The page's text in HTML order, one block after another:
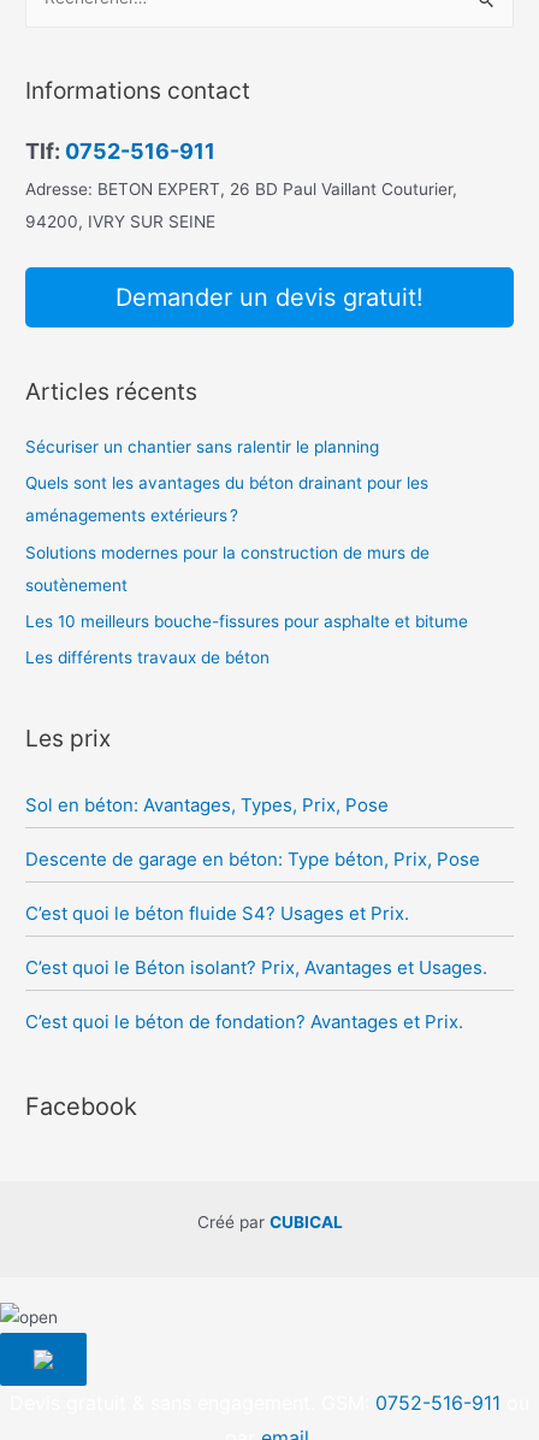
h
r
r
Informations contact
Tlf: 0752-516-911
Adresse: BETON EXPERT, 26 BD Paul Vaillant Couturier,
94200, IVRY SUR SEINE
Demander un devis gratuit!
Articles récents
Sécuriser un chantier sans ralentir le planning
Quels sont les avantages du béton drainant pour les
aménagements extérieurs ?
Solutions modernes pour la construction de murs de
soutènement
Les 10 meilleurs bouche-fissures pour asphalte et bitume
Les différents travaux de béton
Les prix
Sol en béton: Avantages, Types, Prix, Pose
Descente de garage en béton: Type béton, Prix, Pose
C’est quoi le béton fluide S4? Usages et Prix.
C’est quoi le Béton isolant? Prix, Avantages et Usages.
C’est quoi le béton de fondation? Avantages et Prix.
Facebook
Créé par CUBICAL
0752-516-911